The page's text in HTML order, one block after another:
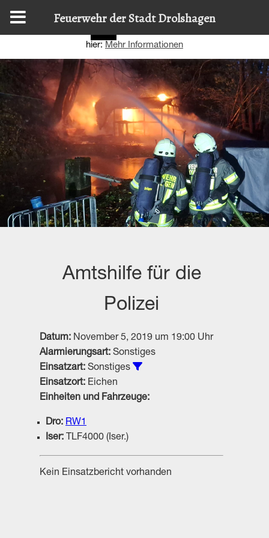
Amtshilfe für die
Polizei
Datum: November 5, 2019 um 19:00 Uhr
Alarmierungsart: Sonstiges
Einsatzart: Sonstiges
Einsatzort: Eichen
Einheiten und Fahrzeuge:
Dro: RW1
Iser: TLF4000 (Iser.)
Kein Einsatzbericht vorhanden
Diese Website nutzt Cookies, um bestmögliche Funktionalität
hier: Mehr Informationen
Feuerwehr der Stadt Drolshagen